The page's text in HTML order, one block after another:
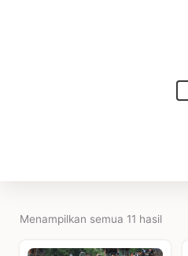
Menampilkan semua 11 hasil